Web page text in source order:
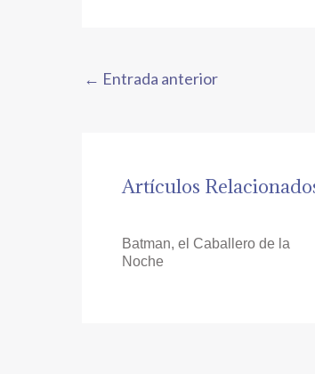
← Entrada anterior
Artículos
Batman, el Caballero de la
Noche